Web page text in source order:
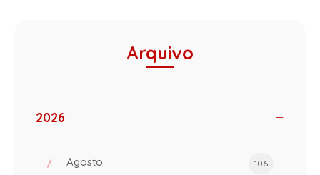
Arquivo
2026
Agosto 106